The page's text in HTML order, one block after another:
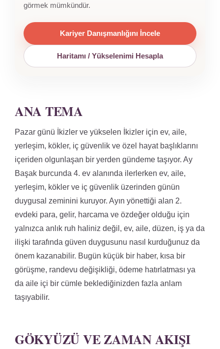
görmek mümkündür.
Kariyer Danışmanlığını İncele
Haritamı / Yükselenimi Hesapla
ANA TEMA
Pazar günü İkizler ve yükselen İkizler için ev, aile,
yerleşim, kökler, iç güvenlik ve özel hayat başlıklarını
içeriden olgunlaşan bir yerden gündeme taşıyor. Ay
Başak burcunda 4. ev alanında ilerlerken ev, aile,
yerleşim, kökler ve iç güvenlik üzerinden günün
duygusal zeminini kuruyor. Ayın yönettiği alan 2.
evdeki para, gelir, harcama ve özdeğer olduğu için
yalnızca anlık ruh haliniz değil, ev, aile, düzen, iş ya da
ilişki tarafında güven duygusunu nasıl kurduğunuz da
önem kazanabilir. Bugün küçük bir haber, kısa bir
görüşme, randevu değişikliği, ödeme hatırlatması ya
da aile içi bir cümle beklediğinizden fazla anlam
taşıyabilir.
GÖKYÜZÜ VE ZAMAN AKIŞI